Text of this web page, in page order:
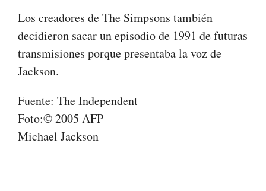
Los creadores de The Simpsons también
decidieron sacar un episodio de 1991 de futuras
transmisiones porque presentaba la voz de
Jackson.
Fuente: The Independent
Foto:© 2005 AFP
Michael Jackson